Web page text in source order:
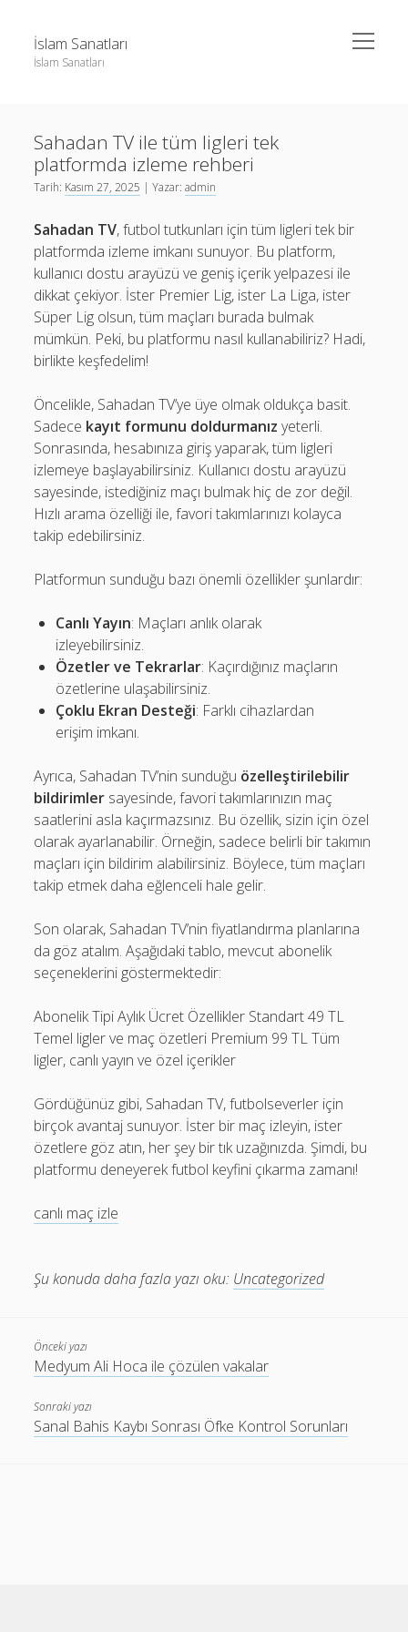
İslam Sanatları
İslam Sanatları
menüyü
aç
Liste
Sayfa Listesi
Instagram Beğeni Yükseltme Bedava
Sayfa Listesi
Sahadan TV ile tüm ligleri tek
platformda izleme rehberi
Tarih: Kasım 27, 2025 | Yazar:admin
Sahadan TV, futbol tutkunları için tüm ligleri tek bir
platformda izleme imkanı sunuyor. Bu platform,
kullanıcı dostu arayüzü ve geniş içerik yelpazesi ile
dikkat çekiyor. İster Premier Lig, ister La Liga, ister
Süper Lig olsun, tüm maçları burada bulmak
mümkün. Peki, bu platformu nasıl kullanabiliriz? Hadi,
birlikte keşfedelim!
Öncelikle, Sahadan TV’ye üye olmak oldukça basit.
Sadece kayıt formunu doldurmanız yeterli.
Sonrasında, hesabınıza giriş yaparak, tüm ligleri
izlemeye başlayabilirsiniz. Kullanıcı dostu arayüzü
sayesinde, istediğiniz maçı bulmak hiç de zor değil.
Hızlı arama özelliği ile, favori takımlarınızı kolayca
takip edebilirsiniz.
Platformun sunduğu bazı önemli özellikler şunlardır:
Canlı Yayın: Maçları anlık olarak
izleyebilirsiniz.
Özetler ve Tekrarlar: Kaçırdığınız maçların
özetlerine ulaşabilirsiniz.
Çoklu Ekran Desteği: Farklı cihazlardan
erişim imkanı.
Ayrıca, Sahadan TV’nin sunduğu özelleştirilebilir
bildirimler sayesinde, favori takımlarınızın maç
saatlerini asla kaçırmazsınız. Bu özellik, sizin için özel
olarak ayarlanabilir. Örneğin, sadece belirli bir takımın
maçları için bildirim alabilirsiniz. Böylece, tüm maçları
takip etmek daha eğlenceli hale gelir.
Son olarak, Sahadan TV’nin fiyatlandırma planlarına
da göz atalım. Aşağıdaki tablo, mevcut abonelik
seçeneklerini göstermektedir:
Abonelik Tipi Aylık Ücret Özellikler Standart 49 TL
Temel ligler ve maç özetleri Premium 99 TL Tüm
ligler, canlı yayın ve özel içerikler
Gördüğünüz gibi, Sahadan TV, futbolseverler için
birçok avantaj sunuyor. İster bir maç izleyin, ister
özetlere göz atın, her şey bir tık uzağınızda. Şimdi, bu
platformu deneyerek futbol keyfini çıkarma zamanı!
canlı maç izle
Şu konuda daha fazla yazı oku: Uncategorized
Önceki yazı
Medyum Ali Hoca ile çözülen vakalar
Sonraki yazı
Sanal Bahis Kaybı Sonrası Öfke Kontrol Sorunları